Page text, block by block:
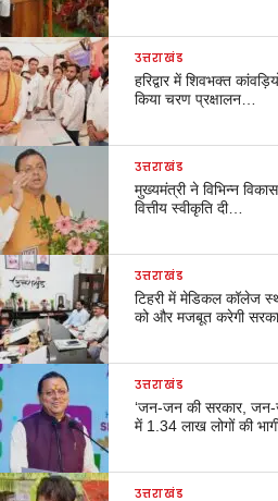
उत्तराखंड
हरिद्वार में शिवभक्त
किया चरण प्रक्षालन…
उत्तराखंड
मुख्यमंत्री ने विभिन्न
वित्तीय स्वीकृति दी…
उत्तराखंड
टिहरी में मेडिकल कॉलेज
को और मजबूत करेगी
उत्तराखंड
‘जन-जन की सरकार, जन-
में 1.34 लाख लोगों की
उत्तराखंड